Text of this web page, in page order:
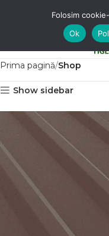
Prima pagină Shop
Show sidebar
Folosim
Ok